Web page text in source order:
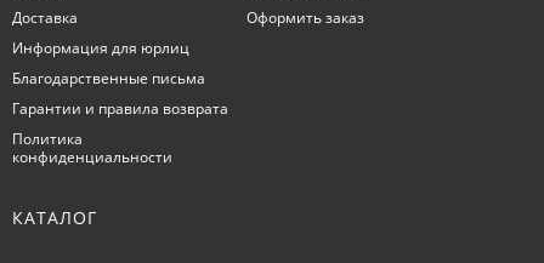
Доставка
Информация для юрлиц
Благодарственные письма
Гарантии и правила возврата
Политика
конфиденциальности
Оформить заказ
КАТАЛОГ